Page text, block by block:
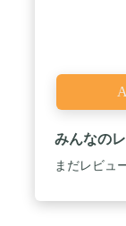
みんなの
まだレビュ